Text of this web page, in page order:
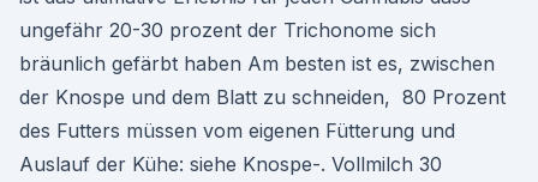
ungefähr 20-30 prozent der Trichonome sich
bräunlich gefärbt haben Am besten ist es, zwischen
der Knospe und dem Blatt zu schneiden, 80 Prozent
des Futters müssen vom eigenen Fütterung und
Auslauf der Kühe: siehe Knospe-. Vollmilch 30